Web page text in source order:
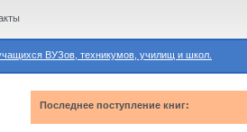
ВУЗов, техникумов, училищ и школ.
Последнее поступление книг: